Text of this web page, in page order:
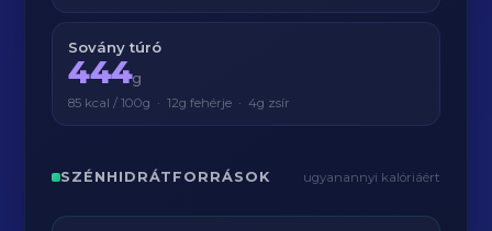
Sovány túró
444g
85 kcal / 100g · 12g fehérje · 4g zsír
SZÉNHIDRÁTFORRÁSOK ugyanannyi kalóriáért